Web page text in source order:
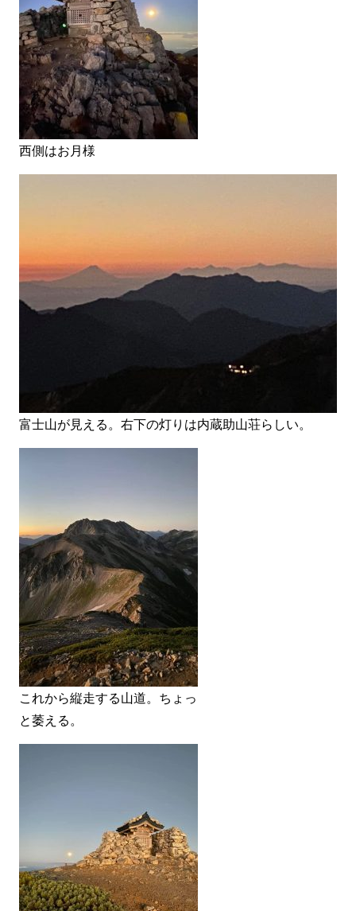
西側はお月様
富士山が見える。右下の灯りは内蔵助山荘らしい。
これから縦走する山道。ちょっ
と萎える。